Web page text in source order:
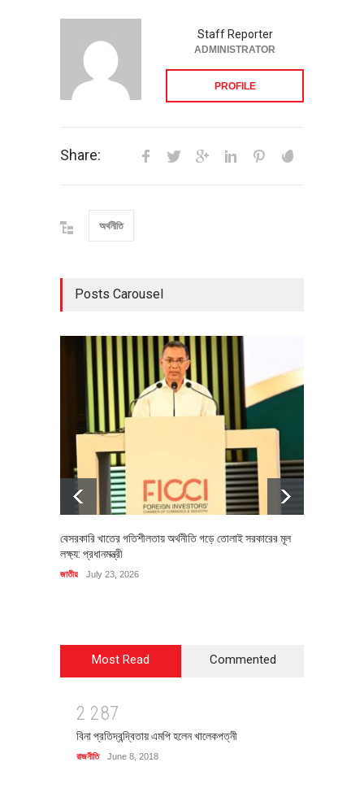
Staff Reporter
ADMINISTRATOR
PROFILE
Share:
অর্থনীতি
Posts Carousel
বেসরকারি খাতের গতিশীলতায় অর্থনীতি গড়ে তোলাই সরকারের মূল
লক্ষ্য: প্রধানমন্ত্রী
জাতীয় July 23, 2026
Most Read Commented
2 287
বিনা প্রতিদ্বন্দ্বিতায় এমপি হলেন খালেকপত্নী
রাজনীতি June 8, 2018